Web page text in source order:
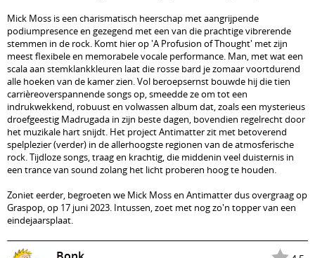
Mick Moss is een charismatisch heerschap met aangrijpende
podiumpresence en gezegend met een van die prachtige vibrerende
stemmen in de rock. Komt hier op 'A Profusion of Thought' met zijn
meest flexibele en memorabele vocale performance. Man, met wat een
scala aan stemklankkleuren laat die rosse bard je zomaar voortdurend
alle hoeken van de kamer zien. Vol beroepsernst bouwde hij die tien
carrièreoverspannende songs op, smeedde ze om tot een
indrukwekkend, robuust en volwassen album dat, zoals een mysterieus
droefgeestig Madrugada in zijn beste dagen, bovendien regelrecht door
het muzikale hart snijdt. Het project Antimatter zit met betoverend
spelplezier (verder) in de allerhoogste regionen van de atmosferische
rock. Tijdloze songs, traag en krachtig, die middenin veel duisternis in
een trance van sound zolang het licht proberen hoog te houden.
Zoniet eerder, begroeten we Mick Moss en Antimatter dus overgraag op
Graspop, op 17 juni 2023. Intussen, zoet met nog zo'n topper van een
eindejaarsplaat.